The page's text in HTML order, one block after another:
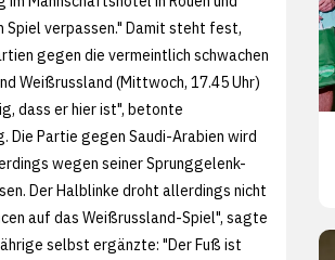
Spiel verpassen." Damit steht fest,
gegen die vermeintlich schwachen
Weißrussland (Mittwoch, 17.45 Uhr)
dass er hier ist", betonte
Die Partie gegen Saudi-Arabien wird
wegen seiner Sprunggelenk-
Der Halblinke droht allerdings nicht
auf das Weißrussland-Spiel", sagte
selbst ergänzte: "Der Fuß ist